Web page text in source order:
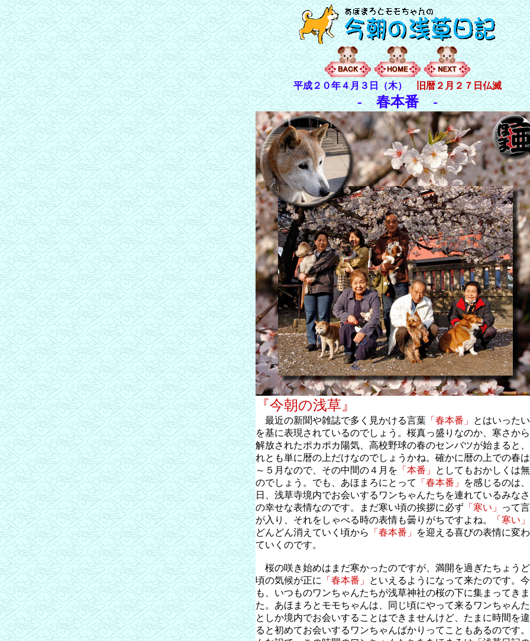
平成２０年４月３日（木） 旧暦２月２７日仏滅
- 春本番 -
『今朝の浅草』
最近の新聞や雑誌で多く見かける言葉「春本番」
とはいった
を基に表現されているのでしょう。桜真っ盛りなのか、寒さか
解放されたポカポカ陽気、高校野球の春のセンバツが始まると
れとも単に暦の上だけなのでしょうかね。確かに暦の上での春
～５月なので、その中間の４月を 「本番」
としてもおかしくは
のでしょう。でも、あほまろにとって 「春本番」
を感じるのは
日、浅草寺境内でお会いするワンちゃんたちを連れているみな
の幸せな表情なのです。まだ寒い頃の挨拶に必ず「寒い」
って
が入り、それをしゃべる時の表情も曇りがちですよね。
「寒い」
どんどん消えていく頃から 「春本番」
を迎える喜びの表情に変
ていくのです。
桜の咲き始めはまだ寒かったのですが、満開を過ぎたちょう
頃の気候が正に 「春本番」
といえるようになって来たのです。
も、いつものワンちゃんたちが浅草神社の桜の下に集まってき
た。あほまろとモモちゃんは、同じ頃にやって来るワンちゃん
としか境内でお会いすることはできませんけど、たまに時間を
ると初めてお会いするワンちゃんばかりってこともあるのです